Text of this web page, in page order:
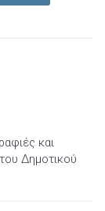
και
Δημοτικού